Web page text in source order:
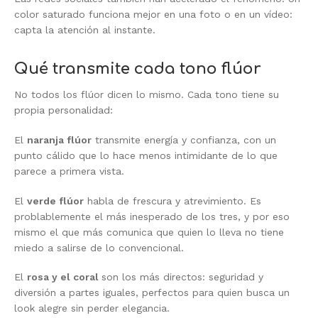
color saturado funciona mejor en una foto o en un vídeo:
capta la atención al instante.
Qué transmite cada tono flúor
No todos los flúor dicen lo mismo. Cada tono tiene su
propia personalidad:
El naranja flúortransmite energía y confianza, con un
punto cálido que lo hace menos intimidante de lo que
parece a primera vista.
El verde flúorhabla de frescura y atrevimiento. Es
problablemente el más inesperado de los tres, y por eso
mismo el que más comunica que quien lo lleva no tiene
miedo a salirse de lo convencional.
El rosa y el coral son los más directos: seguridad y
diversión a partes iguales, perfectos para quien busca un
look alegre sin perder elegancia.